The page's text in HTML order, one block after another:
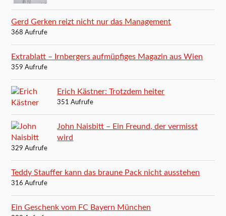
Gerd Gerken reizt nicht nur das Management
368 Aufrufe
Extrablatt – Irnbergers aufmüpfiges Magazin aus Wien
359 Aufrufe
Erich Kästner: Trotzdem heiter
351 Aufrufe
John Naisbitt – Ein Freund, der vermisst
wird
329 Aufrufe
Teddy Stauffer kann das braune Pack nicht ausstehen
316 Aufrufe
Ein Geschenk vom FC Bayern München